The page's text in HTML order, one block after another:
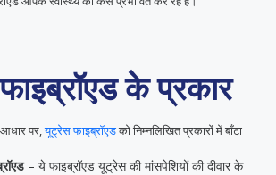
के प्रकार
पर,यूट्रेस फाइब्रॉएडको निम्नलिखित प्रकारों में बाँटा
– ये फाइब्रॉएड यूट्रेस की मांसपेशियों की दीवार के